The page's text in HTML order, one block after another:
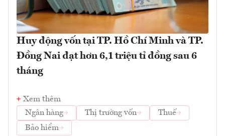
Huy động vốn tại TP. Hồ Chí Minh và TP.
Đồng Nai đạt hơn 6,1 triệu tỉ đồng sau 6
tháng
Xem thêm
Ngân hàng
Thị trường vốn
Thuế
Bảo hiểm